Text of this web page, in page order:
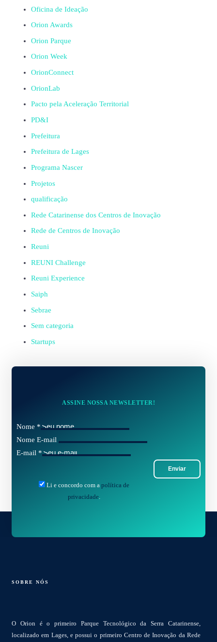
Oficina de Ideação
Orion Awards
Orion Parque
Orion Week
OrionConnect
OrionLab
Pacto pela Aceleração Territorial
PD&I
Prefeitura
Prefeitura de Lages
Programa Nascer
Projetos
qualificação
Rede Catarinense dos Centros de Inovação
Rede de Centros de Inovação
Reuni
REUNI Challenge
Reuni Experience
Saiph
Sebrae
Sem categoria
Startups
ASSINE NOSSA NEWSLETTER!
Nome *
Nome E-mail
E-mail *
Enviar
Li e concordo com a política de
privacidade.
SOBRE NÓS
O Orion é o primeiro Parque Tecnológico da Serra Catarinense,
localizado em Lages, e possui o primeiro Centro de Inovação da Rede